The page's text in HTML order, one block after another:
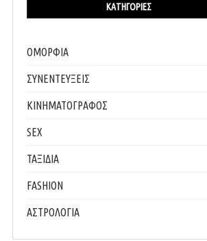
ΚΑΤΗΓΟΡΊΕΣ
ΟΜΟΡΦΙΑ
ΣΥΝΕΝΤΕΥΞΕΙΣ
ΚΙΝΗΜΑΤΟΓΡΑΦΟΣ
SEX
ΤΑΞΙΔΙΑ
FASHION
ΑΣΤΡΟΛΟΓΙΑ